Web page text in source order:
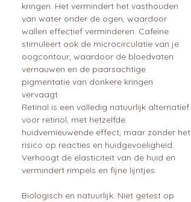
kringen. Het vermindert het vasthouden
van water onder de ogen, waardoor
wallen effectief verminderen. Cafeïne
stimuleert ook de microcirculatie van je
oogcontour, waardoor de bloedvaten
vernauwen en de paarsachtige
pigmentatie van donkere kringen
vervaagt.
Retinal is een volledig natuurlijk alternatief
voor retinol, met hetzelfde
huidvernieuwende effect, maar zonder het
risico op reacties en huidgevoeligheid.
Verhoogt de elasticiteit van de huid en
vermindert rimpels en fijne lijntjes.
Biologisch en natuurlijk. Niet getest op